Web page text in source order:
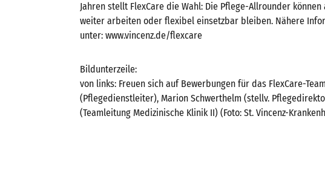
Jahren stellt FlexCare die Wahl: Die Pflege-Allrounder
weiter arbeiten oder flexibel einsetzbar bleiben. Nähere
unter: www.vincenz.de/flexcare
Bildunterzeile:
von links: Freuen sich auf Bewerbungen für das FlexCare-
(Pflegedienstleiter), Marion Schwerthelm (stellv.
(Teamleitung Medizinische Klinik II) (Foto: St. Vincenz-